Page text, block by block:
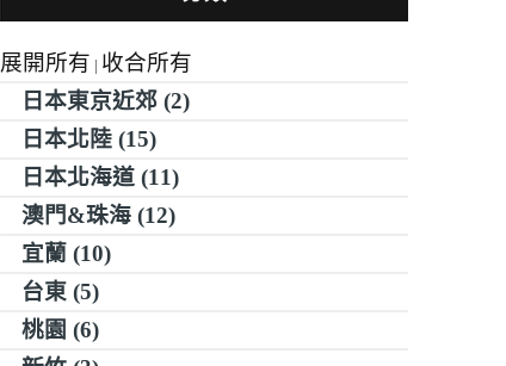
展開所有 | 收合所有
日本東京近郊 (2)
日本北陸 (15)
日本北海道 (11)
澳門&珠海 (12)
宜蘭 (10)
台東 (5)
桃園 (6)